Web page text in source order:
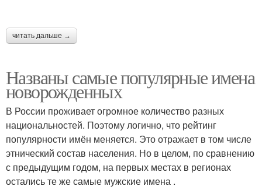
читать дальше →
Названы самые популярные имена
новорожденных
В России проживает огромное количество разных
национальностей. Поэтому логично, что рейтинг
популярности имён меняется. Это отражает в том числе
этнический состав населения. Но в целом, по сравнению
с предыдущим годом, на первых местах в регионах
остались те же самые мужские имена .